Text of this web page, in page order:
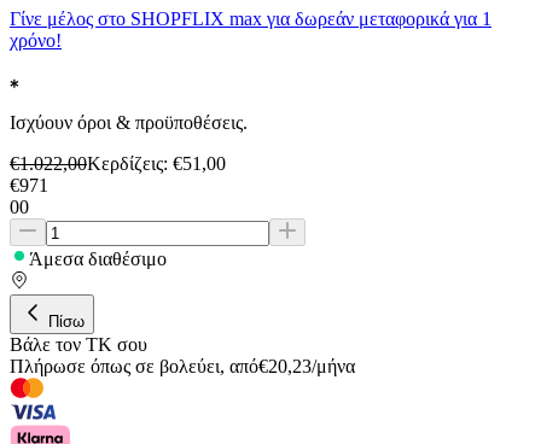
Γίνε μέλος στο SHOPFLIX max για δωρεάν μεταφορικά για 1
χρόνο!
Ισχύουν όροι & προϋποθέσεις.
€1.022,00Κερδίζεις: €51,00
€971
00
Άμεσα διαθέσιμο
Πίσω
Βάλε τον ΤΚ σου
Πλήρωσε όπως σε βολεύει, από€20,23/μήνα